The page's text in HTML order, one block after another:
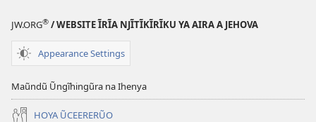
JW.ORG® / WEBSITE ĨRĨA NJĨTĨKĨRĨKU YA AIRA A JEHOVA
Appearance Settings
Maũndũ Ũngĩhingũra na Ihenya
HOYA ŨCEERERŨO